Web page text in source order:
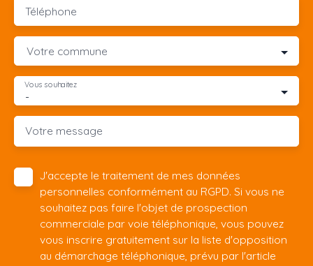
Téléphone
Votre commune
-
Vous souhaitez
Votre message
J'accepte le traitement de mes données
personnelles conformément au RGPD. Si vous ne
souhaitez pas faire l'objet de prospection
commerciale par voie téléphonique, vous pouvez
vous inscrire gratuitement sur la liste d'opposition
au démarchage téléphonique, prévu par l'article